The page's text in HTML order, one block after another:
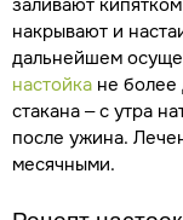
заливают
накрывают и
дальнейшем
настойка не более
стакана – с утра
после ужина.
месячными.